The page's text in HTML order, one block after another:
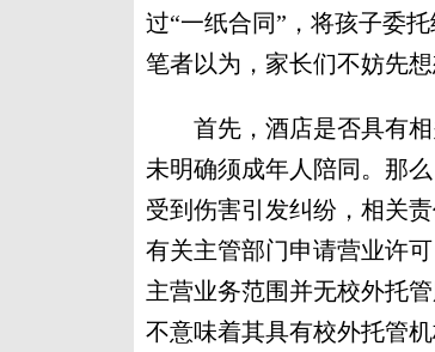
过“一纸合同”，将孩子委
笔者以为，家长们不妨先想
首先，酒店是否具有相
未明确须成年人陪同。那
受到伤害引发纠纷，相关
有关主管部门申请营业许
主营业务范围并无校外托
不意味着其具有校外托管